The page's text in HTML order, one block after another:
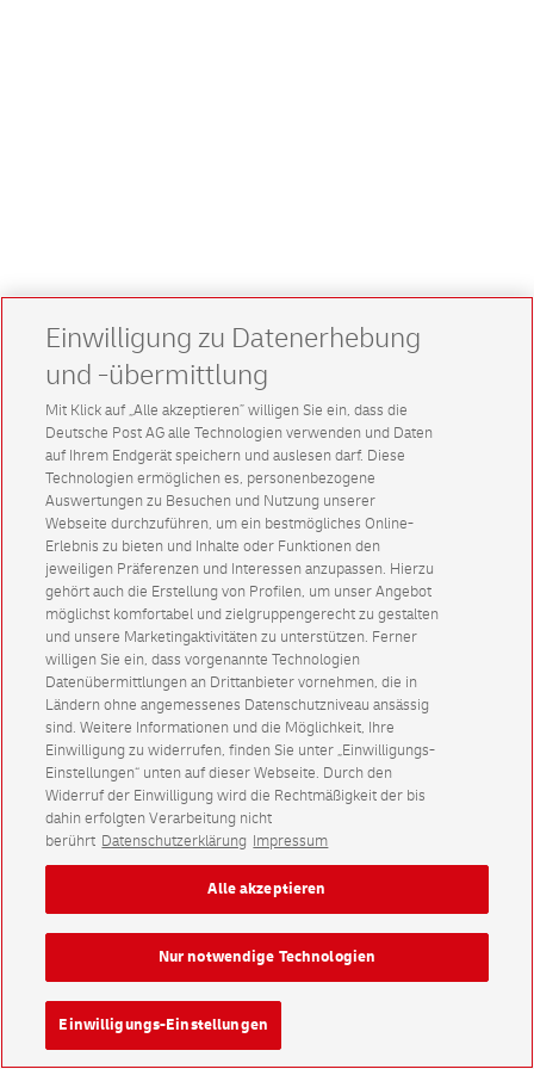
Einwilligung zu Datenerhebung
und -übermittlung
Mit Klick auf „Alle akzeptieren” willigen Sie ein, dass die
Deutsche Post AG alle Technologien verwenden und Daten
auf Ihrem Endgerät speichern und auslesen darf. Diese
Technologien ermöglichen es, personenbezogene
Auswertungen zu Besuchen und Nutzung unserer
Webseite durchzuführen, um ein bestmögliches Online-
Erlebnis zu bieten und Inhalte oder Funktionen den
jeweiligen Präferenzen und Interessen anzupassen. Hierzu
gehört auch die Erstellung von Profilen, um unser Angebot
möglichst komfortabel und zielgruppengerecht zu gestalten
und unsere Marketingaktivitäten zu unterstützen. Ferner
willigen Sie ein, dass vorgenannte Technologien
Datenübermittlungen an Drittanbieter vornehmen, die in
Ländern ohne angemessenes Datenschutzniveau ansässig
sind. Weitere Informationen und die Möglichkeit, Ihre
Einwilligung zu widerrufen, finden Sie unter „Einwilligungs-
Einstellungen“ unten auf dieser Webseite. Durch den
Widerruf der Einwilligung wird die Rechtmäßigkeit der bis
dahin erfolgten Verarbeitung nicht
berührt Datenschutzerklärung Impressum
Einwilligungs-Einstellungen
Nur notwendige Technologien
Alle akzeptieren